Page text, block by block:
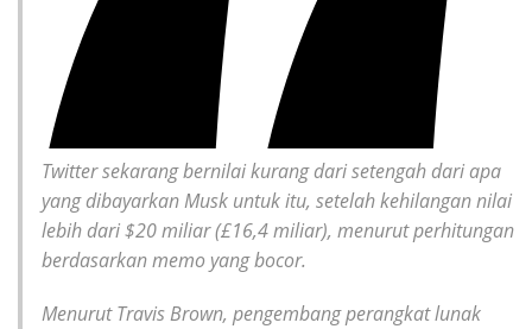
Twitter sekarang bernilai kurang dari setengah dari apa
yang dibayarkan Musk untuk itu, setelah kehilangan nilai
lebih dari $20 miliar (£16,4 miliar), menurut perhitungan
berdasarkan memo yang bocor.
Menurut Travis Brown, pengembang perangkat lunak